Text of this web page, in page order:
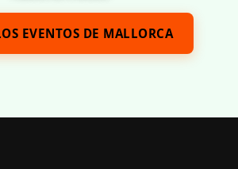
EVENTOS DE MALLORCA